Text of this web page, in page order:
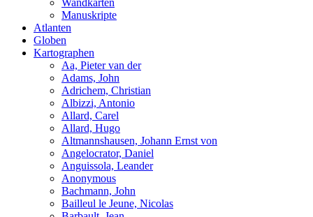
Wandkarten
Manuskripte
Atlanten
Globen
Kartographen
Aa, Pieter van der
Adams, John
Adrichem, Christian
Albizzi, Antonio
Allard, Carel
Allard, Hugo
Altmannshausen, Johann Ernst von
Angelocrator, Daniel
Anguissola, Leander
Anonymous
Bachmann, John
Bailleul le Jeune, Nicolas